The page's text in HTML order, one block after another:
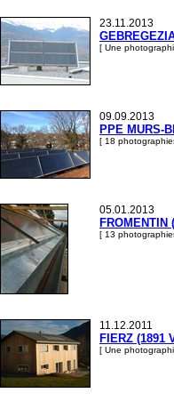
23.11.2013
[ Une
09.09.2013
PPE MURS-
[ 18
05.01.2013
[ 13
11.12.2011
FIERZ (1891
[ Une